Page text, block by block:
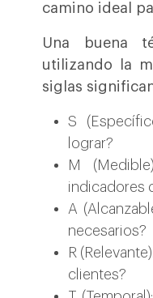
camino ideal
Una buena
utilizando la
siglas
S
lograr?
M
indicadores
A
necesarios?
R
clientes?